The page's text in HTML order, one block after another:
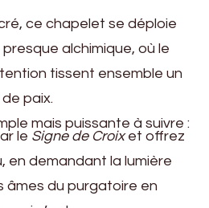
ce chapelet se déploie
alchimique, où le
tissent ensemble un
paix.
mais puissante à suivre :
le Signe de Croixet offrez
en demandant la lumière
âmes du purgatoire en